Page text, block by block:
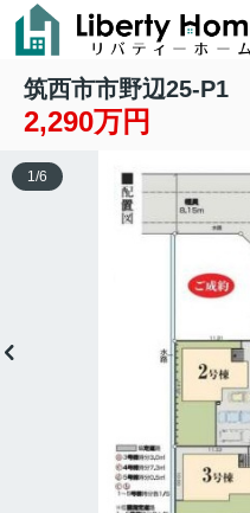
筑西市市野辺25-
2,290万円
1/6